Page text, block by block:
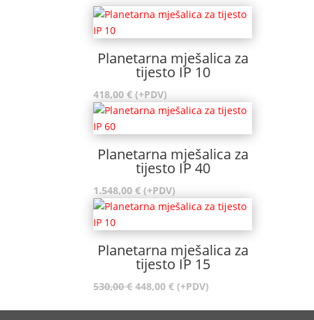
Planetarna mješalica za
tijesto IP 10
418,00€ (+PDV)
Planetarna mješalica za
tijesto IP 40
1.548,00€ (+PDV)
Planetarna mješalica za
tijesto IP 15
530,00€Izvorna
448,00€Trenutna
(+PDV)